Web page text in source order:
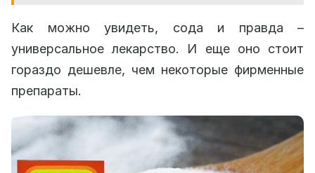
Как можно увидеть, сода и правда –
универсальное лекарство. И еще оно стоит
гораздо дешевле, чем некоторые фирменные
препараты.